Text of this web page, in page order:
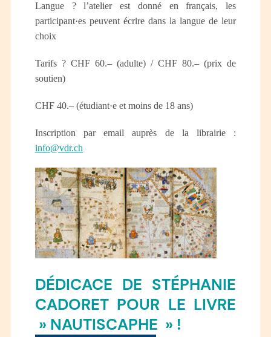
Langue ? l’atelier est donné en français, les
participant·es peuvent écrire dans la langue de leur
choix
Tarifs ? CHF 60.– (adulte) / CHF 80.– (prix de
soutien)
CHF 40.– (étudiant·e et moins de 18 ans)
Inscription par email auprès de la librairie :
info@vdr.ch
DÉDICACE DE STÉPHANIE
CADORET POUR LE LIVRE
» NAUTISCAPHE » !